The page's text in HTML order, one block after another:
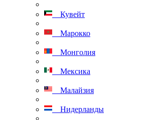
Кувейт
Марокко
Монголия
Мексика
Малайзия
Нидерланды